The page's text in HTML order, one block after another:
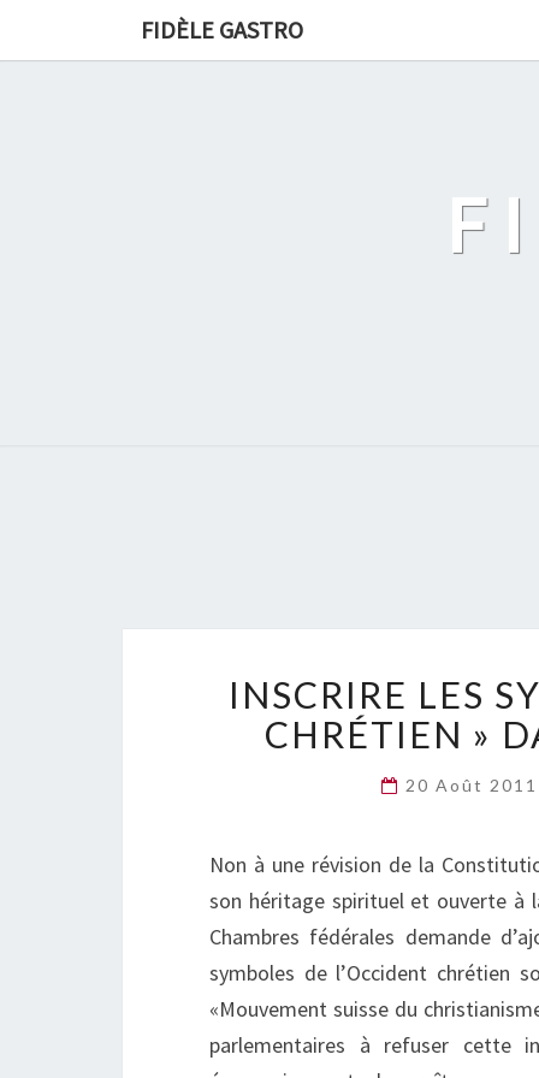
FIDÈLE GASTRO
INSCRIRE LES
CHRÉTIEN »
20 Août
Non à une révision de la
son héritage spirituel et ouverte à
Chambres fédérales demande
symboles de l’Occident chrétien
«Mouvement suisse du
parlementaires à refuser cette